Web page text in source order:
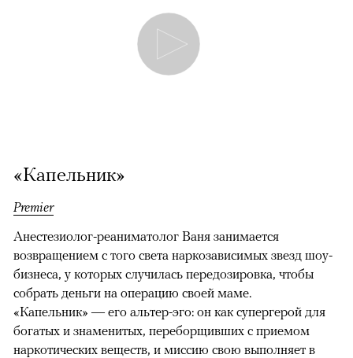
«Капельник»
Premier
Анестезиолог-реаниматолог Ваня занимается
возвращением с того света наркозависимых звезд шоу-
бизнеса, у которых случилась передозировка, чтобы
собрать деньги на операцию своей маме.
«Капельник» — его альтер-эго: он как супергерой для
богатых и знаменитых, переборщивших с приемом
наркотических веществ, и миссию свою выполняет в